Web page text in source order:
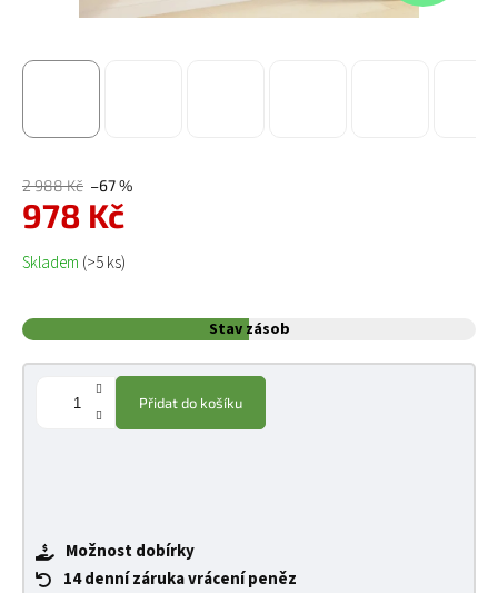
2 988 Kč –67 %
978 Kč
Měrná cena:
Skladem (>5 ks)
Stav zásob
Přidat do košíku
Možnost dobírky
14 denní záruka vrácení peněz